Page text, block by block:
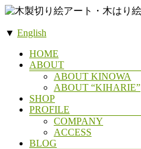
コ
テ
▼ English
HOME
ABOUT
ABOUT KINOWA
ABOUT “KIHARIE”
SHOP
PROFILE
COMPANY
ACCESS
BLOG